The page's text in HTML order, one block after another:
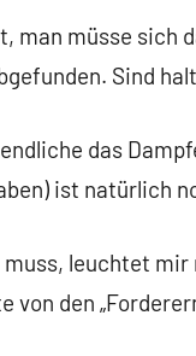
man müsse
Sind
das
ist natürlich
leuchtet
den